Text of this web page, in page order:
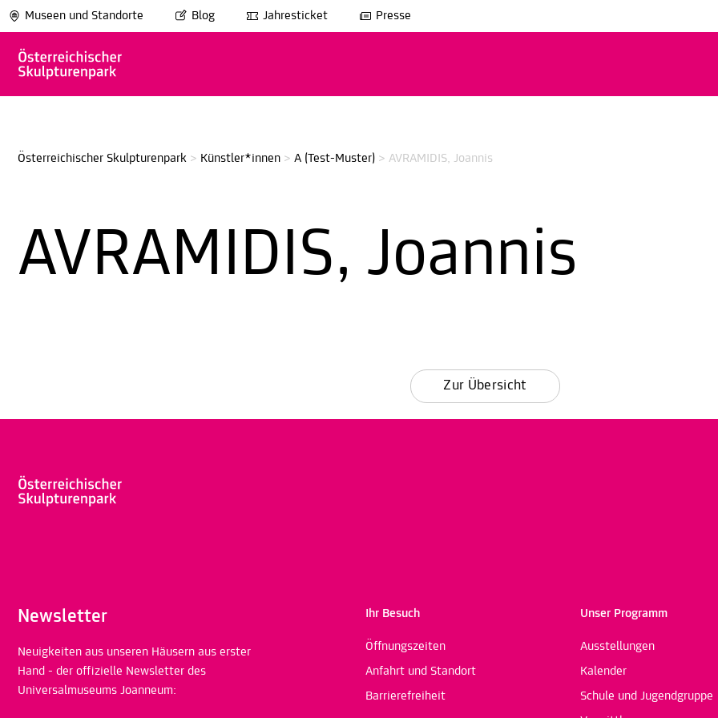
Museen und Standorte Blog Jahresticket Presse
Österreichischer Skulpturenpark > Künstler*innen > A (Test-Muster) > AVRAMIDIS, Joannis
AVRAMIDIS, Joannis
Zur Übersicht
Newsletter
Neuigkeiten aus unseren Häusern aus erster
Hand - der offizielle Newsletter des
Universalmuseums Joanneum:
Ihr Besuch
Öffnungszeiten
Anfahrt und Standort
Barrierefreiheit
Unser Programm
Ausstellungen
Kalender
Schule und Jugendgruppe